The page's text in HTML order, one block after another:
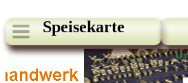
Speisekarte